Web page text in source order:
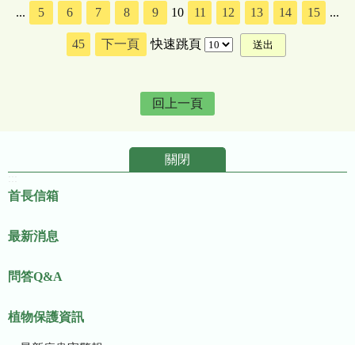
... 5 6 7 8 9 10 11 12 13 14 15 ...
45 下一頁 快速跳頁
回上一頁
關閉
首長信箱
最新消息
問答Q&A
植物保護資訊